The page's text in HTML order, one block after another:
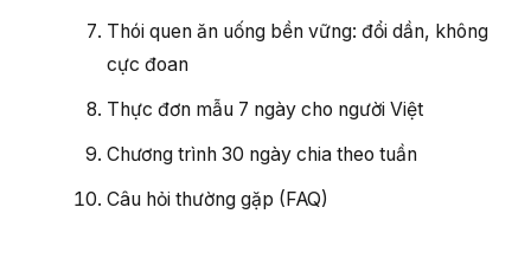
Thói quen ăn uống bền vững: đổi dần, không
cực đoan
Thực đơn mẫu 7 ngày cho người Việt
Chương trình 30 ngày chia theo tuần
Câu hỏi thường gặp (FAQ)